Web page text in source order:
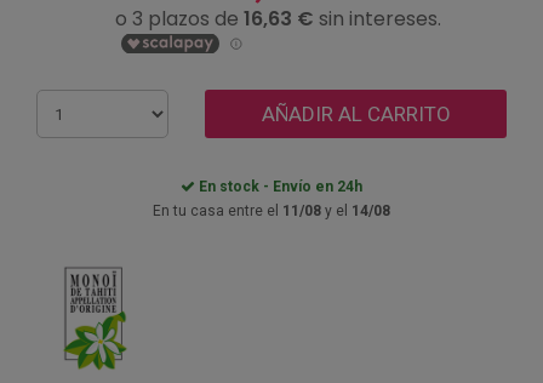
AÑADIR AL CARRITO
En stock - Envío en 24h
En tu casa entre el 11/08 y el 14/08